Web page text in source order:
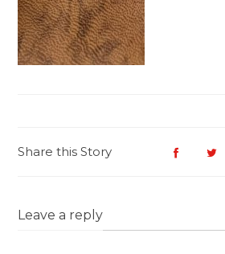
Share this Story
Leave a reply